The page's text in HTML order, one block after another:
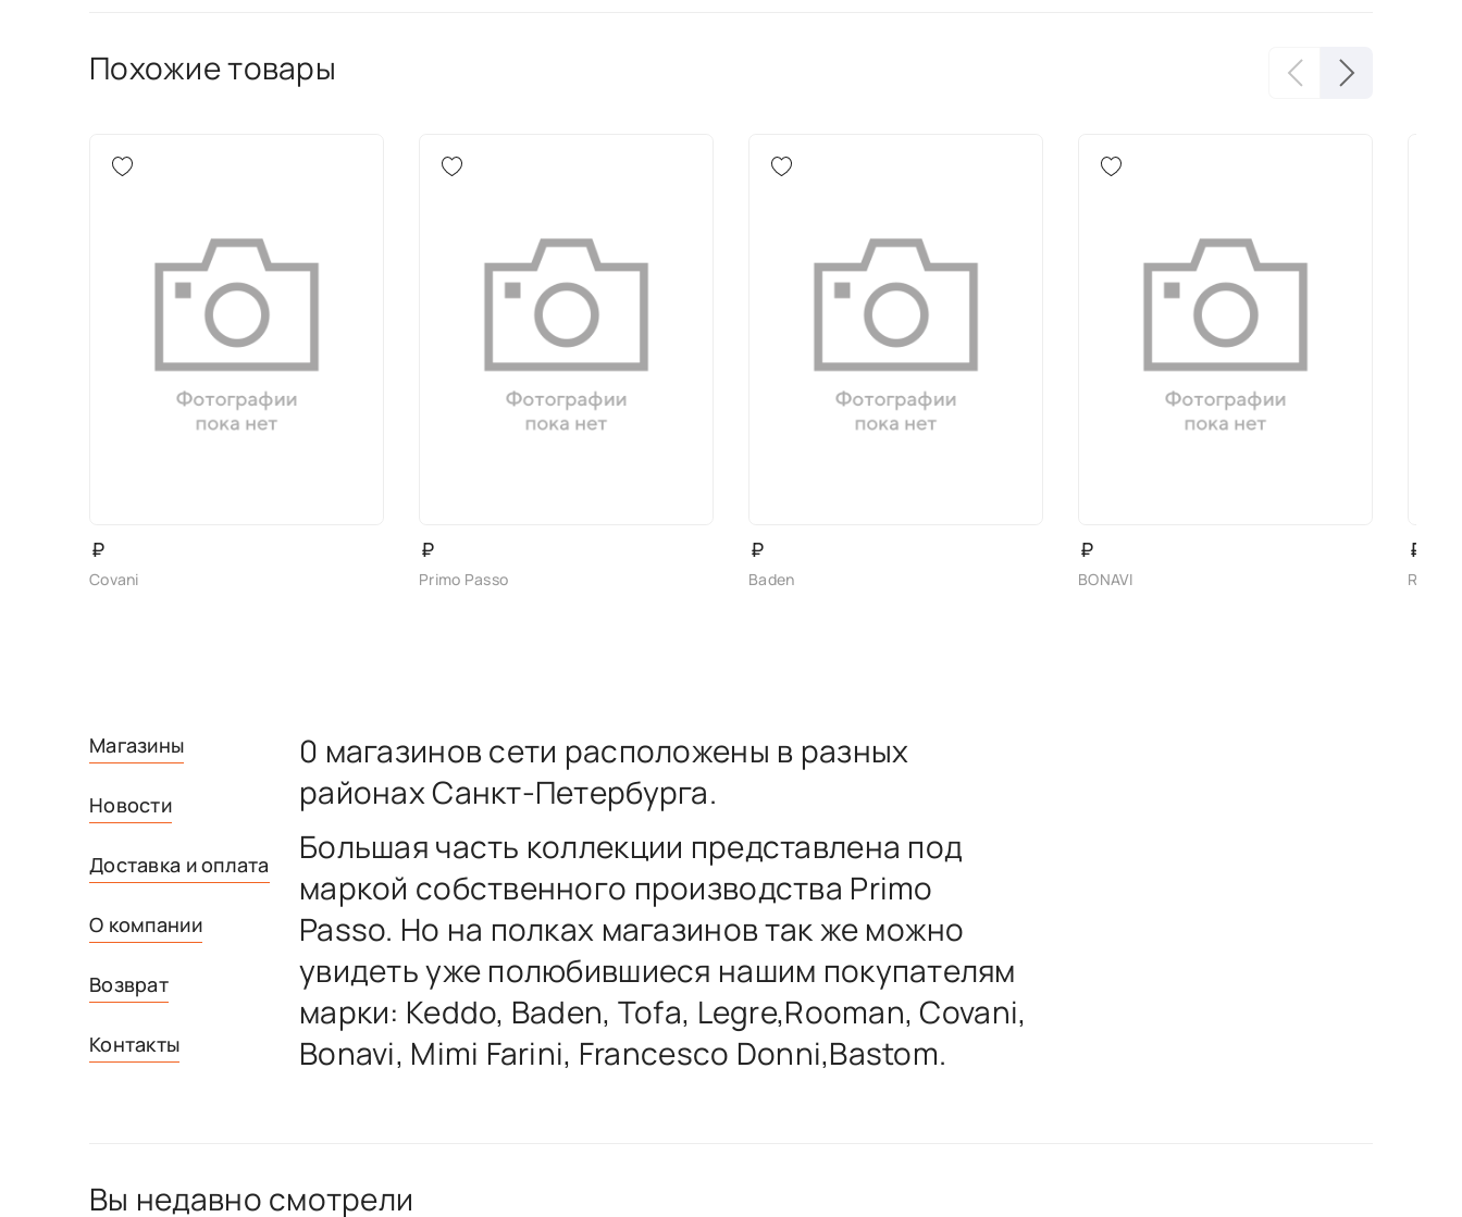
Похожие товары
₽
Covani
₽
Primo Passo
₽
Baden
₽
BONAVI
₽
Магазины
Новости
Доставка и оплата
О компании
Возврат
Контакты
0 магазинов сети расположены в разных
районах Санкт-Петербурга.
Большая часть коллекции представлена под
маркой собственного производства Primo
Passo. Но на полках магазинов так же можно
увидеть уже полюбившиеся нашим покупателям
марки: Keddo, Baden, Tofa, Legre,Rooman, Covani,
Bonavi, Mimi Farini, Francesco Donni,Bastom.
Вы недавно смотрели